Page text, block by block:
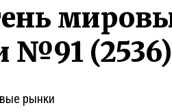
№91 (2536)
рынки